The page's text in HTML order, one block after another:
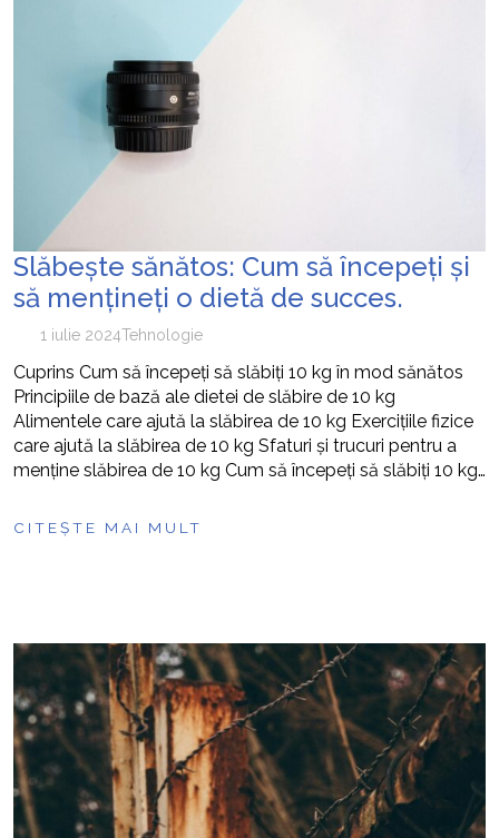
Slăbește sănătos: Cum să începeți și
să mențineți o dietă de succes.
1 iulie 2024Tehnologie
Cuprins Cum să începeți să slăbiți 10 kg în mod sănătos
Principiile de bază ale dietei de slăbire de 10 kg
Alimentele care ajută la slăbirea de 10 kg Exercițiile fizice
care ajută la slăbirea de 10 kg Sfaturi și trucuri pentru a
menține slăbirea de 10 kg Cum să începeți să slăbiți 10 kg…
CITEȘTE MAI MULT